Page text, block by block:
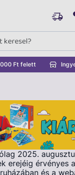
Ft felett
2025.
erejéig érvényes
és a